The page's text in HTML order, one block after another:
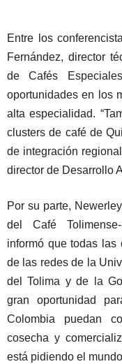
Entre los
Fernández, director
de Cafés
oportunidades en los
alta especialidad.
clusters de café de
de integración
director de Desarrollo
Por su parte,
del Café
informó que todas las
de las redes de la
del Tolima y de la
gran oportunidad
Colombia puedan
cosecha y
está pidiendo el